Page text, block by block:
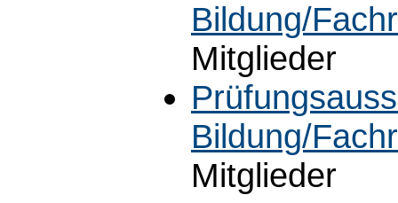
Bildung/
Mitglieder
Bildung/
Mitglieder